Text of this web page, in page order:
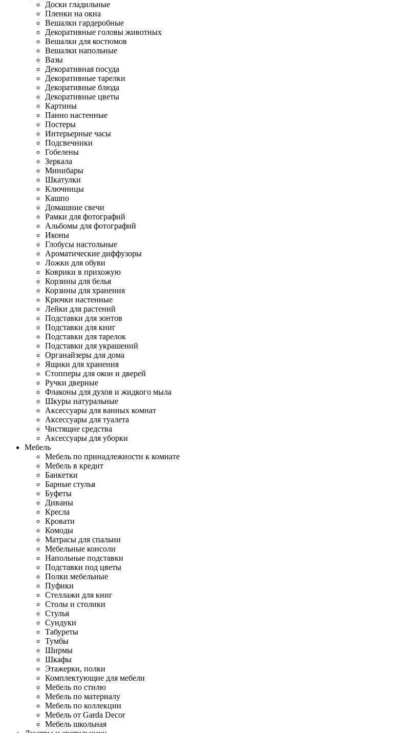
Доски гладильные
Пленки на окна
Вешалки гардеробные
Декоративные головы животных
Вешалки для костюмов
Вешалки напольные
Вазы
Декоративная посуда
Декоративные тарелки
Декоративные блюда
Декоративные цветы
Картины
Панно настенные
Постеры
Интерьерные часы
Подсвечники
Гобелены
Зеркала
Минибары
Шкатулки
Ключницы
Кашпо
Домашние свечи
Рамки для фотографий
Альбомы для фотографий
Иконы
Глобусы настольные
Ароматические диффузоры
Ложки для обуви
Коврики в прихожую
Корзины для белья
Корзины для хранения
Крючки настенные
Лейки для растений
Подставки для зонтов
Подставки для книг
Подставки для тарелок
Подставки для украшений
Органайзеры для дома
Ящики для хранения
Стопперы для окон и дверей
Ручки дверные
Флаконы для духов и жидкого мыла
Шкуры натуральные
Аксессуары для ванных комнат
Аксессуары для туалета
Чистящие средства
Аксессуары для уборки
Мебель
Мебель по принадлежности к комнате
Мебель в кредит
Банкетки
Барные стулья
Буфеты
Диваны
Кресла
Кровати
Комоды
Матрасы для спальни
Мебельные консоли
Напольные подставки
Подставки под цветы
Полки мебельные
Пуфики
Стеллажи для книг
Столы и столики
Стулья
Сундуки
Табуреты
Тумбы
Ширмы
Шкафы
Этажерки, полки
Комплектующие для мебели
Мебель по стилю
Мебель по материалу
Мебель по коллекции
Мебель от Garda Decor
Мебель школьная